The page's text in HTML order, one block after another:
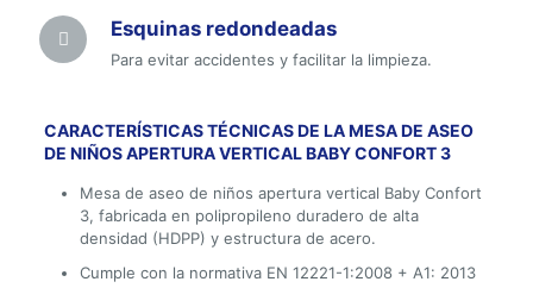
Esquinas redondeadas
Para evitar accidentes y facilitar la limpieza.
CARACTERÍSTICAS TÉCNICAS DE LA MESA DE ASEO
DE NIÑOS APERTURA VERTICAL BABY CONFORT 3
Mesa de aseo de niños apertura vertical Baby Confort
3, fabricada en polipropileno duradero de alta
densidad (HDPP) y estructura de acero.
Cumple con la normativa EN 12221-1:2008 + A1: 2013